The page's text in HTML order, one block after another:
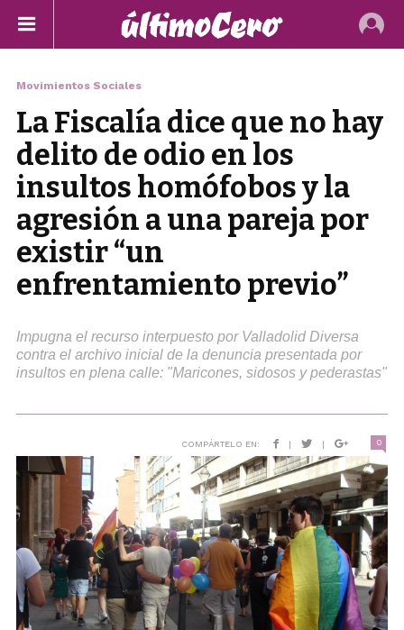
Movimientos Sociales
La Fiscalía dice que no hay
delito de odio en los
insultos homófobos y la
agresión a una pareja por
existir “un
enfrentamiento previo”
Impugna el recurso interpuesto por Valladolid Diversa
contra el archivo inicial de la denuncia presentada por
insultos en plena calle: "Maricones, sidosos y pederastas"
COMPÁRTELO EN: | | 0